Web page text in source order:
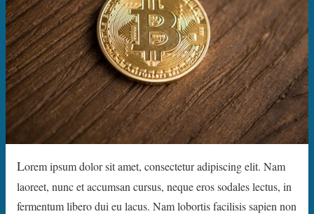
Lorem ipsum dolor sit amet, consectetur adipiscing elit. Nam
laoreet, nunc et accumsan cursus, neque eros sodales lectus, in
fermentum libero dui eu lacus. Nam lobortis facilisis sapien non